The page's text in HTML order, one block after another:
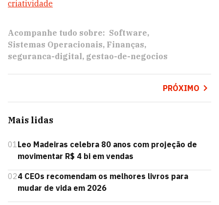
criatividade
Acompanhe tudo sobre: Software
Sistemas Operacionais Finanças
seguranca-digital gestao-de-negocios
PRÓXIMO
Mais lidas
01Leo Madeiras celebra 80 anos com projeção de
movimentar R$ 4 bi em vendas
024 CEOs recomendam os melhores livros para
mudar de vida em 2026